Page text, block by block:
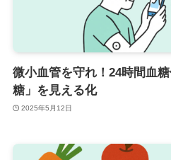
微小血管を守れ！24時間血
糖」を見える化
2025年5月12日